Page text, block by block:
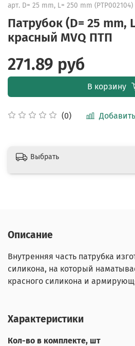
арт. D= 25 mm, L= 250 mm (PTP002104)
Патрубок (D= 25 mm,
красный MVQ ПТП
(0)
271.89 руб
В корзину
Выбрать
Описание
Внутренняя часть патрубка
силикона, на который
красного силикона и
Характеристики
Кол-во в комплекте, шт